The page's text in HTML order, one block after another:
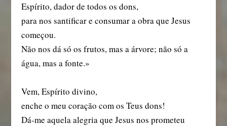
Espírito, dador de todos os dons,
para nos santificar e consumar a obra que Jesus
começou.
Não nos dá só os frutos, mas a árvore; não só a
água, mas a fonte.»
Vem, Espírito divino,
enche o meu coração com os Teus dons!
Dá-me aquela alegria que Jesus nos prometeu